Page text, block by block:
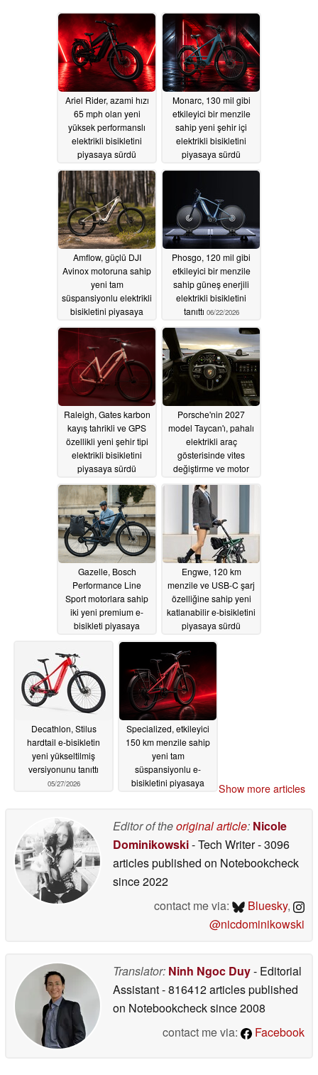
Ariel Rider, azami hızı
65 mph olan yeni
yüksek performanslı
elektrikli bisikletini
piyasaya sürdü
07/09/2026
Monarc, 130 mil gibi
etkileyici bir menzile
sahip yeni şehir içi
elektrikli bisikletini
piyasaya sürdü
06/25/2026
Amflow, güçlü DJI
Avinox motoruna sahip
yeni tam
süspansiyonlu elektrikli
bisikletini piyasaya
06/25/2026
Phosgo, 120 mil gibi
etkileyici bir menzile
sahip güneş enerjili
elektrikli bisikletini
tanıttı 06/22/2026
Raleigh, Gates karbon
kayış tahrikli ve GPS
özellikli yeni şehir tipi
elektrikli bisikletini
piyasaya sürdü
06/19/2026
Porsche'nin 2027
model Taycan'ı, pahalı
elektrikli araç
gösterisinde vites
değiştirme ve motor
ediyor06/18/2026
Gazelle, Bosch
Performance Line
Sport motorlara sahip
iki yeni premium e-
bisikleti piyasaya
06/10/2026
Engwe, 120 km
menzile ve USB-C şarj
özelliğine sahip yeni
katlanabilir e-bisikletini
piyasaya sürdü
05/31/2026
Decathlon, Stilus
hardtail e-bisikletin
yeni yükseltilmiş
versiyonunu tanıttı
05/27/2026
Specialized, etkileyici
150 km menzile sahip
yeni tam
süspansiyonlu e-
bisikletini piyasaya
Show more articles
Editor of theoriginal article: Nicole
Dominikowski- Tech Writer- 3096
articles published on Notebookcheck
since 2022
contact me via:
Bluesky,
@nicdominikowski
Translator: Ninh Ngoc Duy- Editorial
Assistant- 816412 articles published
on Notebookchecksince 2008
contact me via:
Facebook